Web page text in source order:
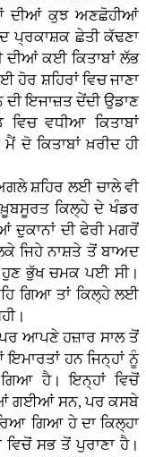
ਦੀਆਂ ਕੁਝ ਅਣਛੋਹੀਆਂ
ਪ੍ਰਕਾਸ਼ਕ ਛੇਤੀ ਕੱਢਣਾ
ਦੀਆਂ ਕਈ ਕਿਤਾਬਾਂ ਲੱਭ
ਸ਼ਹਿਰਾਂ ਵਿਚ ਜਾਣਾ
ਦੀ ਇਜਾਜ਼ਤ ਦੇਂਦੀ ਉਡਾਣ
ਵਧੀਆ ਕਿਤਾਬਾਂ
ਦੋ ਕਿਤਾਬਾਂ ਖ਼ਰੀਦ ਹੀ
ਸ਼ਹਿਰ ਲਈ ਚਾਲੇ ਵੀ
ਕਿਲ੍ਹੇ ਦੇ ਖੰਡਰ
ਦੁਕਾਨਾਂ ਦੀ ਫੇਰੀ ਮਗਰੋਂ
ਜਿਹੇ ਨਾਸ਼ਤੇ ਤੋਂ ਬਾਅਦ
ਹੁਣ ਭੁੱਖ ਚਮਕ ਪਈ ਸੀ।
ਗਿਆ ਤਾਂ ਕਿਲ੍ਹੇ ਲਈ
ਆਪਣੇ ਹਜ਼ਾਰ ਸਾਲ ਤੋਂ
ਹਨ ਜਿਨ੍ਹਾਂ ਨੂੰ
ਹੈ। ਇਨ੍ਹਾਂ ਵਿਚੋਂ
ਗਈਆਂ ਸਨ, ਪਰ ਕਸਬੇ
ਗਿਆ ਹੇ ਦਾ ਕਿਲ੍ਹਾ
ਸਭ ਤੋਂ ਪੁਰਾਣਾ ਹੈ।